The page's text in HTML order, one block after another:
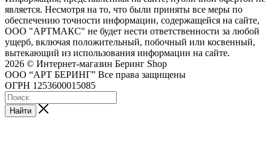
является. Несмотря на то, что были приняты все меры по
обеспечению точности информации, содержащейся на сайте,
ООО "АРТМАКС" не будет нести ответственности за любой
ущерб, включая положительный, побочный или косвенный,
вытекающий из использования информации на сайте.
2026 © Интернет-магазин Беринг Shop
ООО “АРТ БЕРИНГ” Все права защищены
ОГРН 1253600015085
Найти